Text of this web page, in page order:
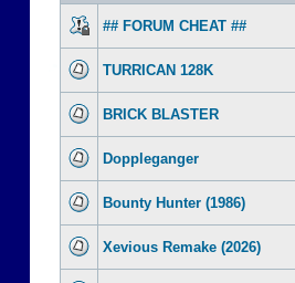
## FORUM CHEAT ##
TURRICAN 128K
BRICK BLASTER
Doppleganger
Bounty Hunter (1986)
Xevious Remake (2026)